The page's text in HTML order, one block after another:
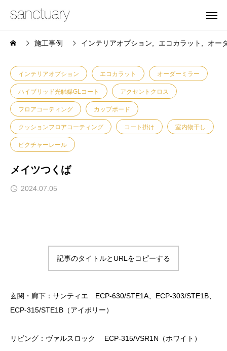
施工事例 インテリアオプション エコカラット オー
インテリアオプション エコカラット オーダーミラー
ハイブリッド光触媒GLコート アクセントクロス
フロアコーティング カップボード
クッションフロアコーティング コート掛け 室内物干し
ピクチャーレール
メイツつくば
2024.07.05
記事のタイトルとURLをコピーする
玄関・廊下：サンティエ ECP‐630/STE1A、ECP‐303/STE1B、
ECP‐315/STE1B（アイボリー）
リビング：ヴァルスロック ECP-315/VSR1N（ホワイト）